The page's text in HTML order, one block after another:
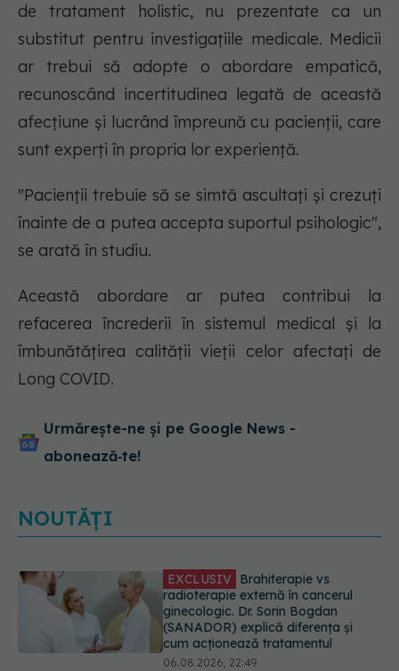
de tratament holistic, nu prezentate ca un
substitut pentru investigațiile medicale. Medicii
ar trebui să adopte o abordare empatică,
recunoscând incertitudinea legată de această
afecțiune și lucrând împreună cu pacienții, care
sunt experți în propria lor experiență.
"Pacienții trebuie să se simtă ascultați și crezuți
înainte de a putea accepta suportul psihologic",
se arată în studiu.
Această abordare ar putea contribui la
refacerea încrederii în sistemul medical și la
îmbunătățirea calității vieții celor afectați de
Long COVID.
Urmărește-ne și pe Google News -
abonează‑te!
NOUTĂȚI
EXCLUSIV
De ce unele paciente
cu cancer de col uterin nu mai ajung
la operație. Dr. Sorin Bogdan
(SANADOR): Intervenția
chirurgicală, doar în situații
particulare